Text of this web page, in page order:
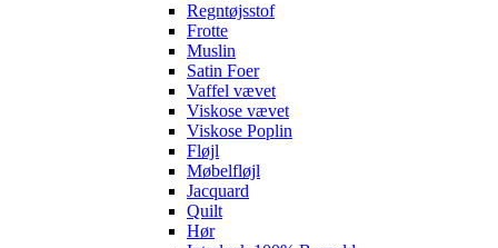
Regntøjsstof
Frotte
Muslin
Satin Foer
Vaffel vævet
Viskose vævet
Viskose Poplin
Fløjl
Møbelfløjl
Jacquard
Quilt
Hør